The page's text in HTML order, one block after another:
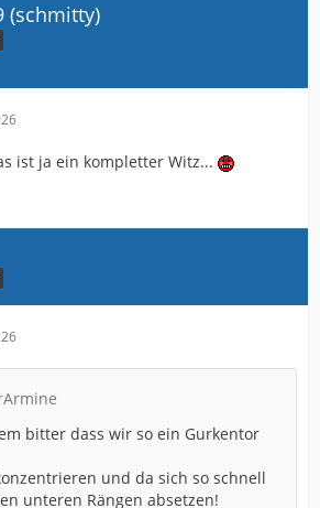
(schmitty)
ist ja ein kompletter Witz...
bitter dass wir so ein Gurkentor
und da sich so schnell
unteren Rängen absetzen!